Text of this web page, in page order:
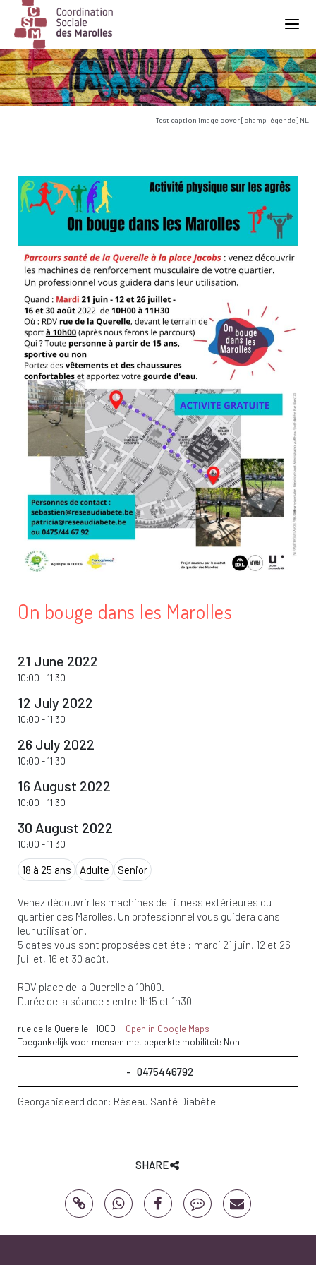
Main Navigation
Test caption image cover [champ légende] NL
On bouge dans les Marolles
21 June 2022
10:00 -11:30
12 July 2022
10:00 -11:30
26 July 2022
10:00 -11:30
16 August 2022
10:00 -11:30
30 August 2022
10:00 -11:30
18 à 25 ans Adulte Senior
Venez découvrir les machines de fitness extérieures du
quartier des Marolles. Un professionnel vous guidera dans
leur utilisation.
5 dates vous sont proposées cet été : mardi 21 juin, 12 et 26
juillet, 16 et 30 août.
RDV place de la Querelle à 10h00.
Durée de la séance : entre 1h15 et 1h30
rue de la Querelle-1000 - Open in Google Maps
Toegankelijk voor mensen met beperkte mobiliteit: Non
0475446792
Georganiseerd door: Réseau Santé Diabète
SHARE